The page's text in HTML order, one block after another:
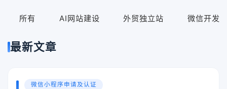
所有 AI网站建设 外贸独立站 微信开发
最新文章
微信小程序申请及认证